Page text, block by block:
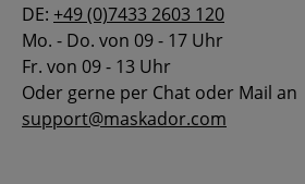
DE: +49 (0)7433 2603 120
Mo. - Do. von 09 - 17 Uhr
Fr. von 09 - 13 Uhr
Oder gerne per Chat oder Mail an
support@maskador.com